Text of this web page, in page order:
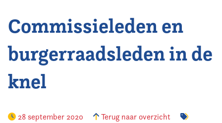
Vereniging
Commissieleden en
burgerraadsleden in de
knel
28 september 2020
Terug naar overzicht